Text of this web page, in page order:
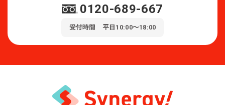
0120-689-667
受付時間 平日10:00～18:00